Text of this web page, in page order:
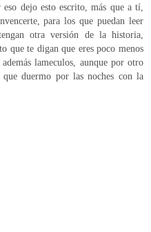
dejo esto escrito, más que a tí,
para los que puedan leer
otra versión de la historia,
que te digan que eres poco menos
lameculos, aunque por otro
duermo por las noches con la